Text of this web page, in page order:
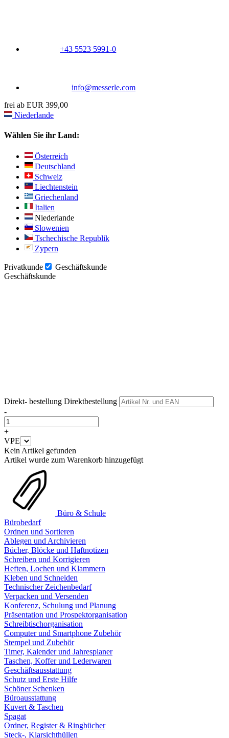
+43 5523 5991-0
info@messerle.com
frei ab EUR 399,00
Niederlande
Wählen Sie ihr Land:
Österreich
Deutschland
Schweiz
Liechtenstein
Griechenland
Italien
Niederlande
Slowenien
Tschechische Republik
Zypern
Privatkunde
Geschäftskunde
Geschäftskunde
Direkt- bestellung Direktbestellung
-
+
VPE
Kein Artikel gefunden
Artikel wurde zum Warenkorb hinzugefügt
Büro & Schule
Bürobedarf
Ordnen und Sortieren
Ablegen und Archivieren
Bücher, Blöcke und Haftnotizen
Schreiben und Korrigieren
Heften, Lochen und Klammern
Kleben und Schneiden
Technischer Zeichenbedarf
Verpacken und Versenden
Konferenz, Schulung und Planung
Präsentation und Prospektorganisation
Schreibtischorganisation
Computer und Smartphone Zubehör
Stempel und Zubehör
Timer, Kalender und Jahresplaner
Taschen, Koffer und Lederwaren
Geschäftsausstattung
Schutz und Erste Hilfe
Schöner Schenken
Büroausstattung
Kuvert & Taschen
Spagat
Ordner, Register & Ringbücher
Steck-, Klarsichthüllen